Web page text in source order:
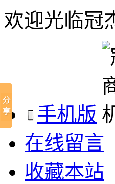
欢迎光临冠
手机版
在线留言
收藏本站